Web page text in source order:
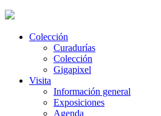
Colección
Curadurías
Colección
Gigapixel
Visita
Información general
Exposiciones
Agenda